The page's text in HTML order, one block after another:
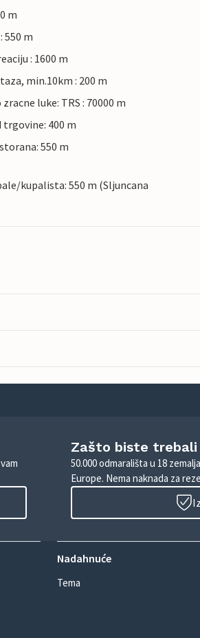
m
550 m
: 1600 m
min.10km : 200 m
luke: TRS : 70000 m
400 m
550 m
kupalista: 550 m (Sljuncana
Zašto biste trebali
50.000 odmarališta u 18
Europe. Nema naknada za
Nadahnuće
Tema